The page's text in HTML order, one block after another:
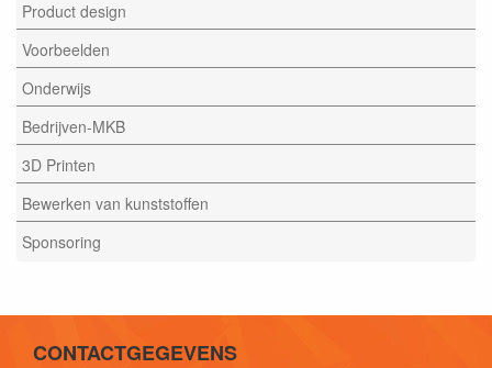
Product design
Voorbeelden
Onderwijs
Bedrijven-MKB
3D Printen
Bewerken van kunststoffen
Sponsoring
CONTACTGEGEVENS